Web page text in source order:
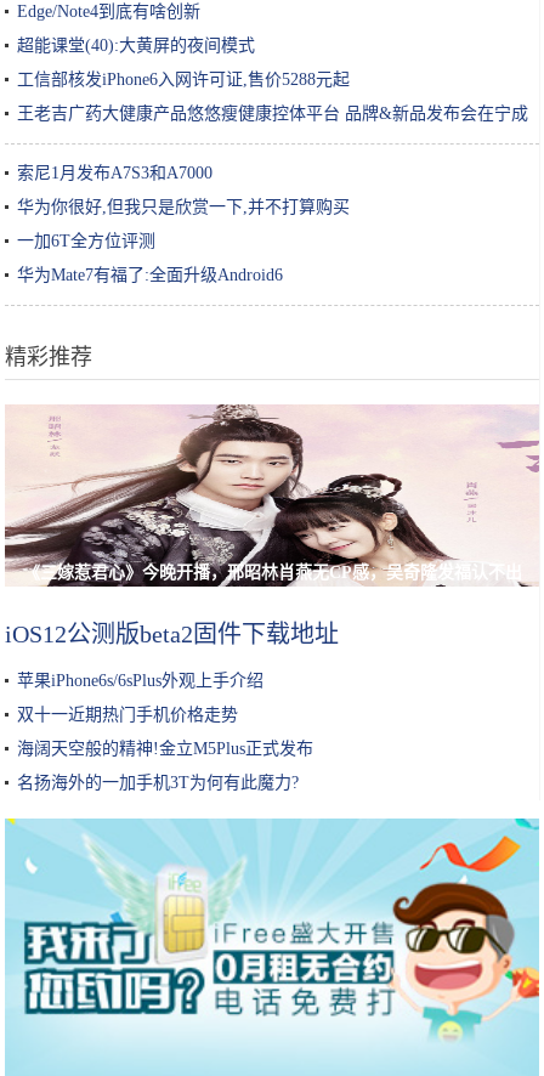
Edge/Note4到底有啥创新
超能课堂(40):大黄屏的夜间模式
工信部核发iPhone6入网许可证,售价5288元起
王老吉广药大健康产品悠悠瘦健康控体平台 品牌&新品发布会在宁成
功举办！
索尼1月发布A7S3和A7000
华为你很好,但我只是欣赏一下,并不打算购买
一加6T全方位评测
华为Mate7有福了:全面升级Android6
精彩推荐
《三嫁惹君心》今晚开播，邢昭林肖燕无CP感，吴奇隆发福认不出
iOS12公测版beta2固件下载地址
苹果iPhone6s/6sPlus外观上手介绍
双十一近期热门手机价格走势
海阔天空般的精神!金立M5Plus正式发布
名扬海外的一加手机3T为何有此魔力?